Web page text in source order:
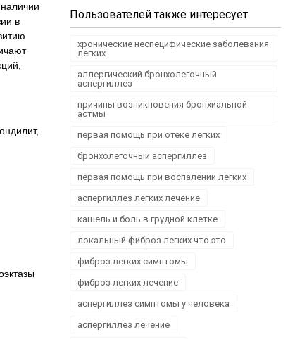
в
Неврологія
Отоларингологія
Офтальмологія
Проктологія
Пульмонологія, фтизіатрія
Урологія і нефрологія
Школа здоров'я
Щеплення
Пользователей также интересует
хронические неспецифические заболевания
легких
аллергический бронхолегочный
аспергиллез
причины возникновения бронхиальной
астмы
первая помощь при отеке легких
бронхолегочный аспергиллез
первая помощь при воспалении легких
аспергиллез легких лечение
кашель и боль в грудной клетке
локальный фиброз легких что это
фиброз легких симптомы
фиброз легких лечение
аспергиллез симптомы у человека
аспергиллез лечение